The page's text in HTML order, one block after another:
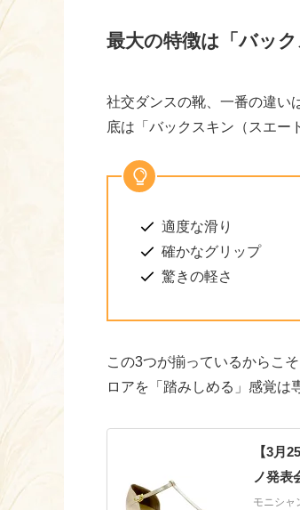
最大の特徴は「バッ
社交ダンスの靴、一番の違い
底は「バックスキン（スエー
適度な滑り
確かなグリップ
驚きの軽さ
この3つが揃っているからこ
ロアを「踏みしめる」感覚は
【3月
ノ発表
モニシャ